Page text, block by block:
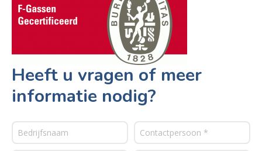
Heeft u vragen of meer
informatie nodig?